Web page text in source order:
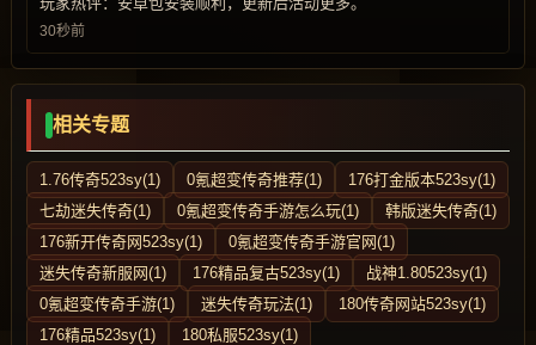
30秒前
相关专题
1.76传奇523sy(1) 0氪超变传奇推荐(1)
176打金版本523sy(1)
七劫迷失传奇(1)
0氪超变传奇手游怎么玩(1)
韩版迷失传奇(1)
176新开传奇网523sy(1)
0氪超变传奇手游官网(1)
迷失传奇新服网(1)
176精品复古523sy(1)
战神1.80523sy(1)
0氪超变传奇手游(1)
迷失传奇玩法(1)
180传奇网站523sy(1)
176精品523sy(1)
180私服523sy(1)